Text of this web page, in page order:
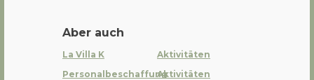
Aber auch
La Villa K
Aktivitäten
PersonalbeschaffungAktivitäten